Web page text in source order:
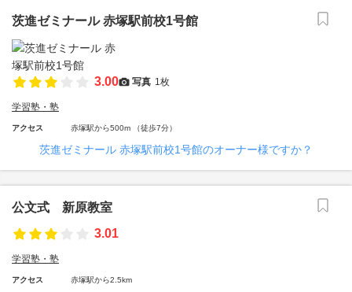
茨進ゼミナール 赤塚駅前校1号館
3.00 写真 1枚
学習塾・塾
アクセス 赤塚駅から500m （徒歩7分）
茨進ゼミナール 赤塚駅前校1号館のオーナー様ですか？
公文式 新原教室
3.01
学習塾・塾
アクセス 赤塚駅から2.5km